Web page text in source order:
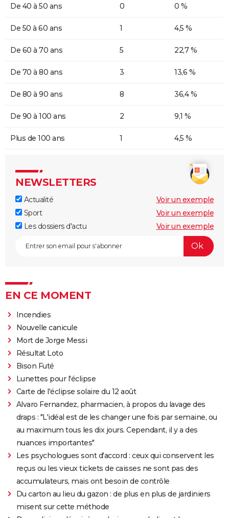
De 40 à 50 ans 0 0 %
De 50 à 60 ans 1 4,5 %
De 60 à 70 ans 5 22,7 %
De 70 à 80 ans 3 13,6 %
De 80 à 90 ans 8 36,4 %
De 90 à 100 ans 2 9,1 %
Plus de 100 ans 1 4,5 %
NEWSLETTERS
Actualité
Voir un exemple
Sport
Voir un exemple
Les dossiers d'actu
Voir un exemple
EN CE MOMENT
Incendies
Nouvelle canicule
Mort de Jorge Messi
Résultat Loto
Bison Futé
Lunettes pour l'éclipse
Carte de l'éclipse solaire du 12 août
Alvaro Fernandez, pharmacien, à propos du lavage des
draps : "L'idéal est de les changer une fois par semaine, ou
au maximum tous les dix jours. Cependant, il y a des
nuances importantes"
Les psychologues sont d'accord : ceux qui conservent les
reçus ou les vieux tickets de caisses ne sont pas des
accumulateurs, mais ont besoin de contrôle
Du carton au lieu du gazon : de plus en plus de jardiniers
misent sur cette méthode